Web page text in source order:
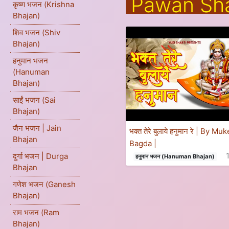
कृष्ण भजन (Krishna
Bhajan)
शिव भजन (Shiv
Bhajan)
हनुमान भजन
(Hanuman
Bhajan)
साईं भजन (Sai
Bhajan)
जैन भजन | Jain
Bhajan
दुर्गा भजन | Durga
Bhajan
गणेश भजन (Ganesh
Bhajan)
राम भजन (Ram
Bhajan)
भक्त तेरे बुलाये हनुमान रे | By
Bagda |
हनुमान भजन (Hanuman Bhajan)